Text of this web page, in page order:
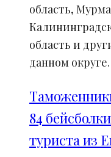
область,
область и
данном округе.
84
туриста из